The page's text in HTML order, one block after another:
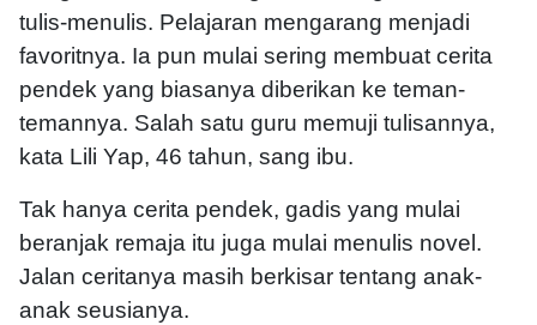
tulis-menulis. Pelajaran mengarang menjadi
favoritnya. Ia pun mulai sering membuat cerita
pendek yang biasanya diberikan ke teman-
temannya. Salah satu guru memuji tulisannya,
kata Lili Yap, 46 tahun, sang ibu.
Tak hanya cerita pendek, gadis yang mulai
beranjak remaja itu juga mulai menulis novel.
Jalan ceritanya masih berkisar tentang anak-
anak seusianya.